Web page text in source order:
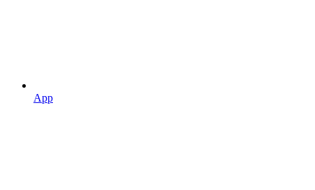
App